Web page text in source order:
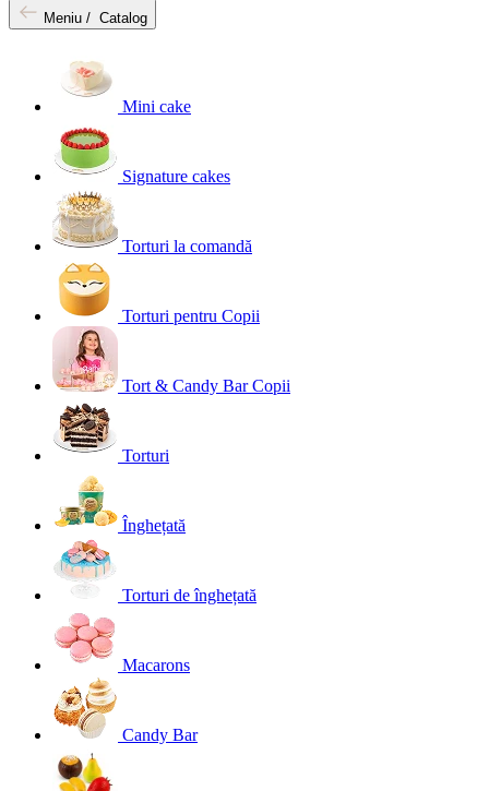
Meniu / Catalog
Mini cake
Signature cakes
Torturi la comandă
Torturi pentru Copii
Tort & Candy Bar Copii
Torturi
Înghețată
Torturi de înghețată
Macarons
Candy Bar